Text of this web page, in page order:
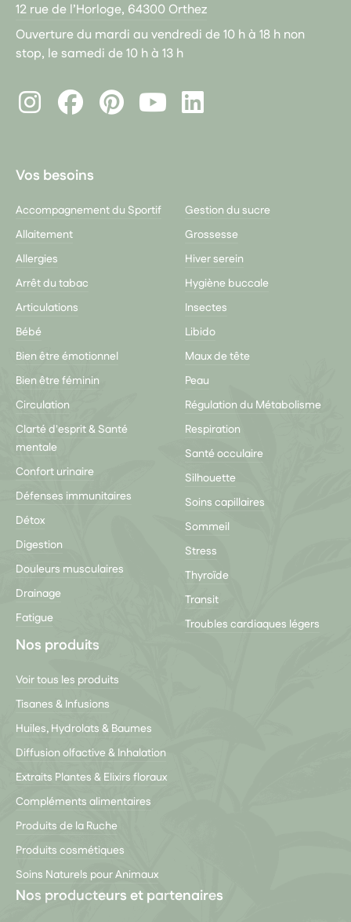
12 rue de l’Horloge, 64300 Orthez
Ouverture du mardi au vendredi de 10 h à 18 h non
stop, le samedi de 10 h à 13 h
InstagramFacebookPinterest
LinkedIn
Vos besoins
Accompagnement du Sportif
Allaitement
Allergies
Arrêt du tabac
Articulations
Bébé
Bien être émotionnel
Bien être féminin
Circulation
Clarté d'esprit & Santé
mentale
Confort urinaire
Défenses immunitaires
Détox
Digestion
Douleurs musculaires
Drainage
Fatigue
Gestion du sucre
Grossesse
Hiver serein
Hygiène buccale
Insectes
Libido
Maux de tête
Peau
Régulation du Métabolisme
Respiration
Santé occulaire
Silhouette
Soins capillaires
Sommeil
Stress
Thyroïde
Transit
Troubles cardiaques légers
Nos produits
Voir tous les produits
Tisanes & Infusions
Huiles, Hydrolats & Baumes
Diffusion olfactive & Inhalation
Extraits Plantes & Elixirs floraux
Compléments alimentaires
Produits de la Ruche
Produits cosmétiques
Soins Naturels pour Animaux
Nos producteurs et partenaires